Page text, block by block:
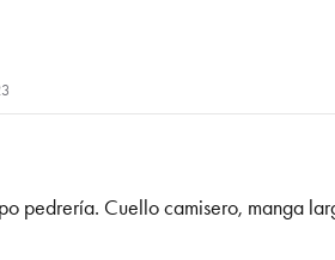
pedrería. Cuello camisero, manga